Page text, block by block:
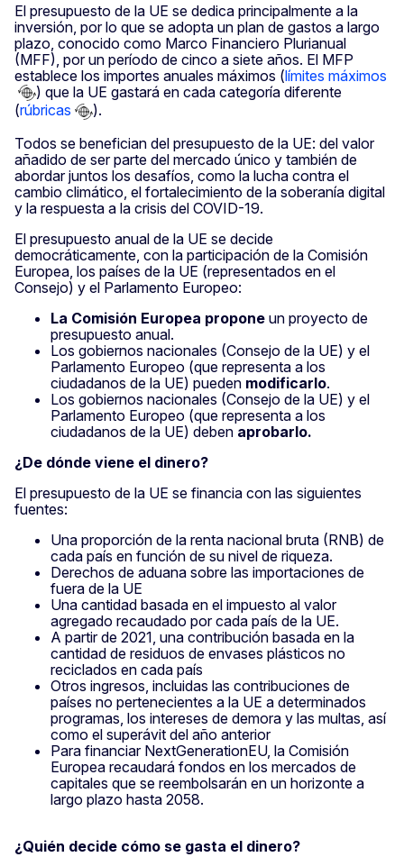
El presupuesto de la UE se dedica principalmente a la
inversión, por lo que se adopta un plan de gastos a largo
plazo, conocido como Marco Financiero Plurianual
(MFF), por un período de cinco a siete años. El MFP
establece los importes anuales máximos (límites máximos
) que la UE gastará en cada categoría diferente
(rúbricas
).
Todos se benefician del presupuesto de la UE: del valor
añadido de ser parte del mercado único y también de
abordar juntos los desafíos, como la lucha contra el
cambio climático, el fortalecimiento de la soberanía digital
y la respuesta a la crisis del COVID-19.
El presupuesto anual de la UE se decide
democráticamente, con la participación de la Comisión
Europea, los países de la UE (representados en el
Consejo) y el Parlamento Europeo:
La Comisión Europea propone un proyecto de
presupuesto anual.
Los gobiernos nacionales (Consejo de la UE) y el
Parlamento Europeo (que representa a los
ciudadanos de la UE) pueden modificarlo.
Los gobiernos nacionales (Consejo de la UE) y el
Parlamento Europeo (que representa a los
ciudadanos de la UE) deben aprobarlo.
¿De dónde viene el dinero?
El presupuesto de la UE se financia con las siguientes
fuentes:
Una proporción de la renta nacional bruta (RNB) de
cada país en función de su nivel de riqueza.
Derechos de aduana sobre las importaciones de
fuera de la UE
Una cantidad basada en el impuesto al valor
agregado recaudado por cada país de la UE.
A partir de 2021, una contribución basada en la
cantidad de residuos de envases plásticos no
reciclados en cada país
Otros ingresos, incluidas las contribuciones de
países no pertenecientes a la UE a determinados
programas, los intereses de demora y las multas, así
como el superávit del año anterior
Para financiar NextGenerationEU, la Comisión
Europea recaudará fondos en los mercados de
capitales que se reembolsarán en un horizonte a
largo plazo hasta 2058.
¿Quién decide cómo se gasta el dinero?